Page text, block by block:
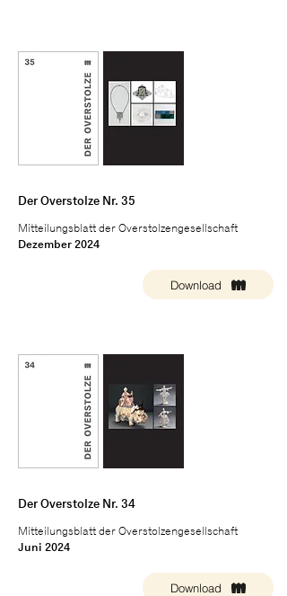
Der Overstolze Nr. 35
Mitteilungsblatt der Overstolzengesellschaft
Dezember 2024
Download
Der Overstolze Nr. 34
Mitteilungsblatt der Overstolzengesellschaft
Juni 2024
Download